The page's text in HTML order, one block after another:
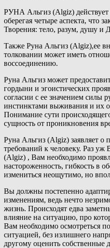
РУНА Альгиз (Algiz)
оберегая четыре аспекта, что
Творения: тело, разум, душу и
Также Руна Альгиз (Algiz),ее
толковании может иметь
воссоединению.
Руна Альгиз может
гордыни и эгоистических
согласии с ее значением силы
инстинктами выживания и их
Понимание сути
сущность от проникновения
Руна Альгиз (Algiz) заявляет о
требований к человеку. Раз
(Algiz) , Вам необходимо
настороженность, гибкость в
измениться неощутимо, но
Вы должны постепенно
изменениям, ведь нечто
жизнь. Происходят едва
влияние на ситуацию, про
Вам необходимо осмотреться
ситуацией, без излишнего
другому оценить собственные